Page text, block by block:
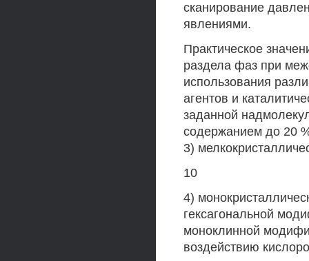
сканирование
явлениями.
Практическое
раздела фаз при
использования
агентов и
заданной
содержанием до 20
3)
10
4)
гексагональной
моноклинной
воздействию